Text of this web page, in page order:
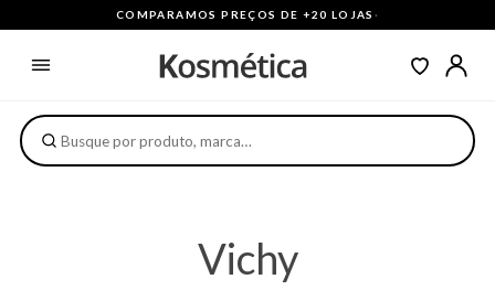
COMPARAMOS PREÇOS DE +20 LOJAS ·
Vichy